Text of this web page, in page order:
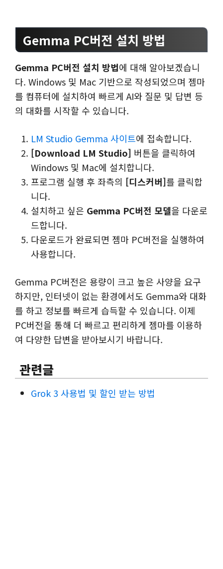
Gemma PC버전 설치 방법
Gemma PC버전 설치 방법에 대해 알아보겠습니
다. Windows 및 Mac 기반으로 작성되었으며 젬마
를 컴퓨터에 설치하여 빠르게 AI와 질문 및 답변 등
의 대화를 시작할 수 있습니다.
LM Studio Gemma 사이트에 접속합니다.
[Download LM Studio] 버튼을 클릭하여
Windows 및 Mac에 설치합니다.
프로그램 실행 후 좌측의 [디스커버]를 클릭합
니다.
설치하고 싶은 Gemma PC버전 모델을 다운로
드합니다.
다운로드가 완료되면 젬마 PC버전을 실행하여
사용합니다.
Gemma PC버전은 용량이 크고 높은 사양을 요구
하지만, 인터넷이 없는 환경에서도 Gemma와 대화
를 하고 정보를 빠르게 습득할 수 있습니다. 이제
PC버전을 통해 더 빠르고 편리하게 젬마를 이용하
여 다양한 답변을 받아보시기 바랍니다.
관련글
Grok 3 사용법 및 할인 받는 방법